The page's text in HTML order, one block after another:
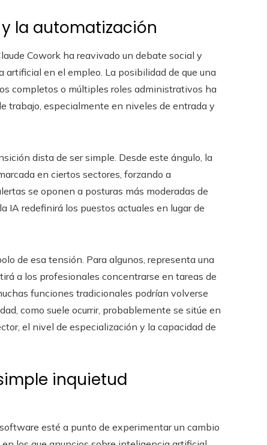
la automatización
Cowork ha reavivado un debate social y
en el empleo. La posibilidad de que una
completos o múltiples roles administrativos ha
trabajo, especialmente en niveles de entrada y
dista de ser simple. Desde este ángulo, la
en ciertos sectores, forzando a
se oponen a posturas más moderadas de
IA redefinirá los puestos actuales en lugar de
de esa tensión. Para algunos, representa una
a los profesionales concentrarse en tareas de
funciones tradicionales podrían volverse
como suele ocurrir, probablemente se sitúe en
el nivel de especialización y la capacidad de
inquietud
esté a punto de experimentar un cambio